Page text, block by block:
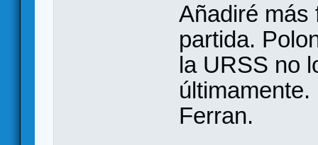
Añadiré más
partida.
la URSS no
últimamente.
Ferran.